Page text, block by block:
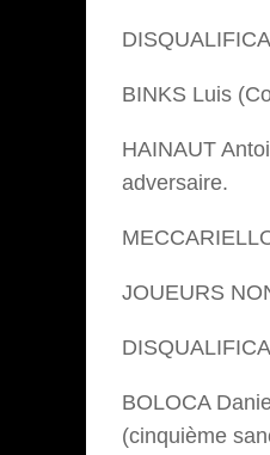
BINKS Luis
HAINAUT
adversaire.
JOUEURS
BOLOCA
(cinquième